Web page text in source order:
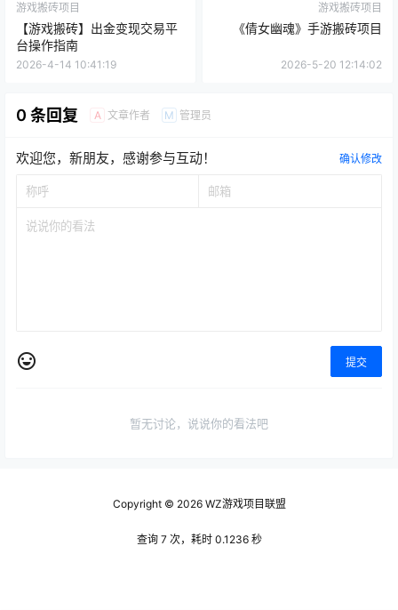
游戏搬砖项目
【游戏搬砖】出金变现交易平
台操作指南
2026-4-14 10:41:19
游戏搬砖项目
《倩女幽魂》手游搬砖项目
2026-5-20 12:14:02
0 条回复 A 文章作者 M 管理员
欢迎您，新朋友，感谢参与互动！ 确认修改
提交
暂无讨论，说说你的看法吧
Copyright © 2026WZ游戏项目联盟
查询 7 次，耗时 0.1236 秒